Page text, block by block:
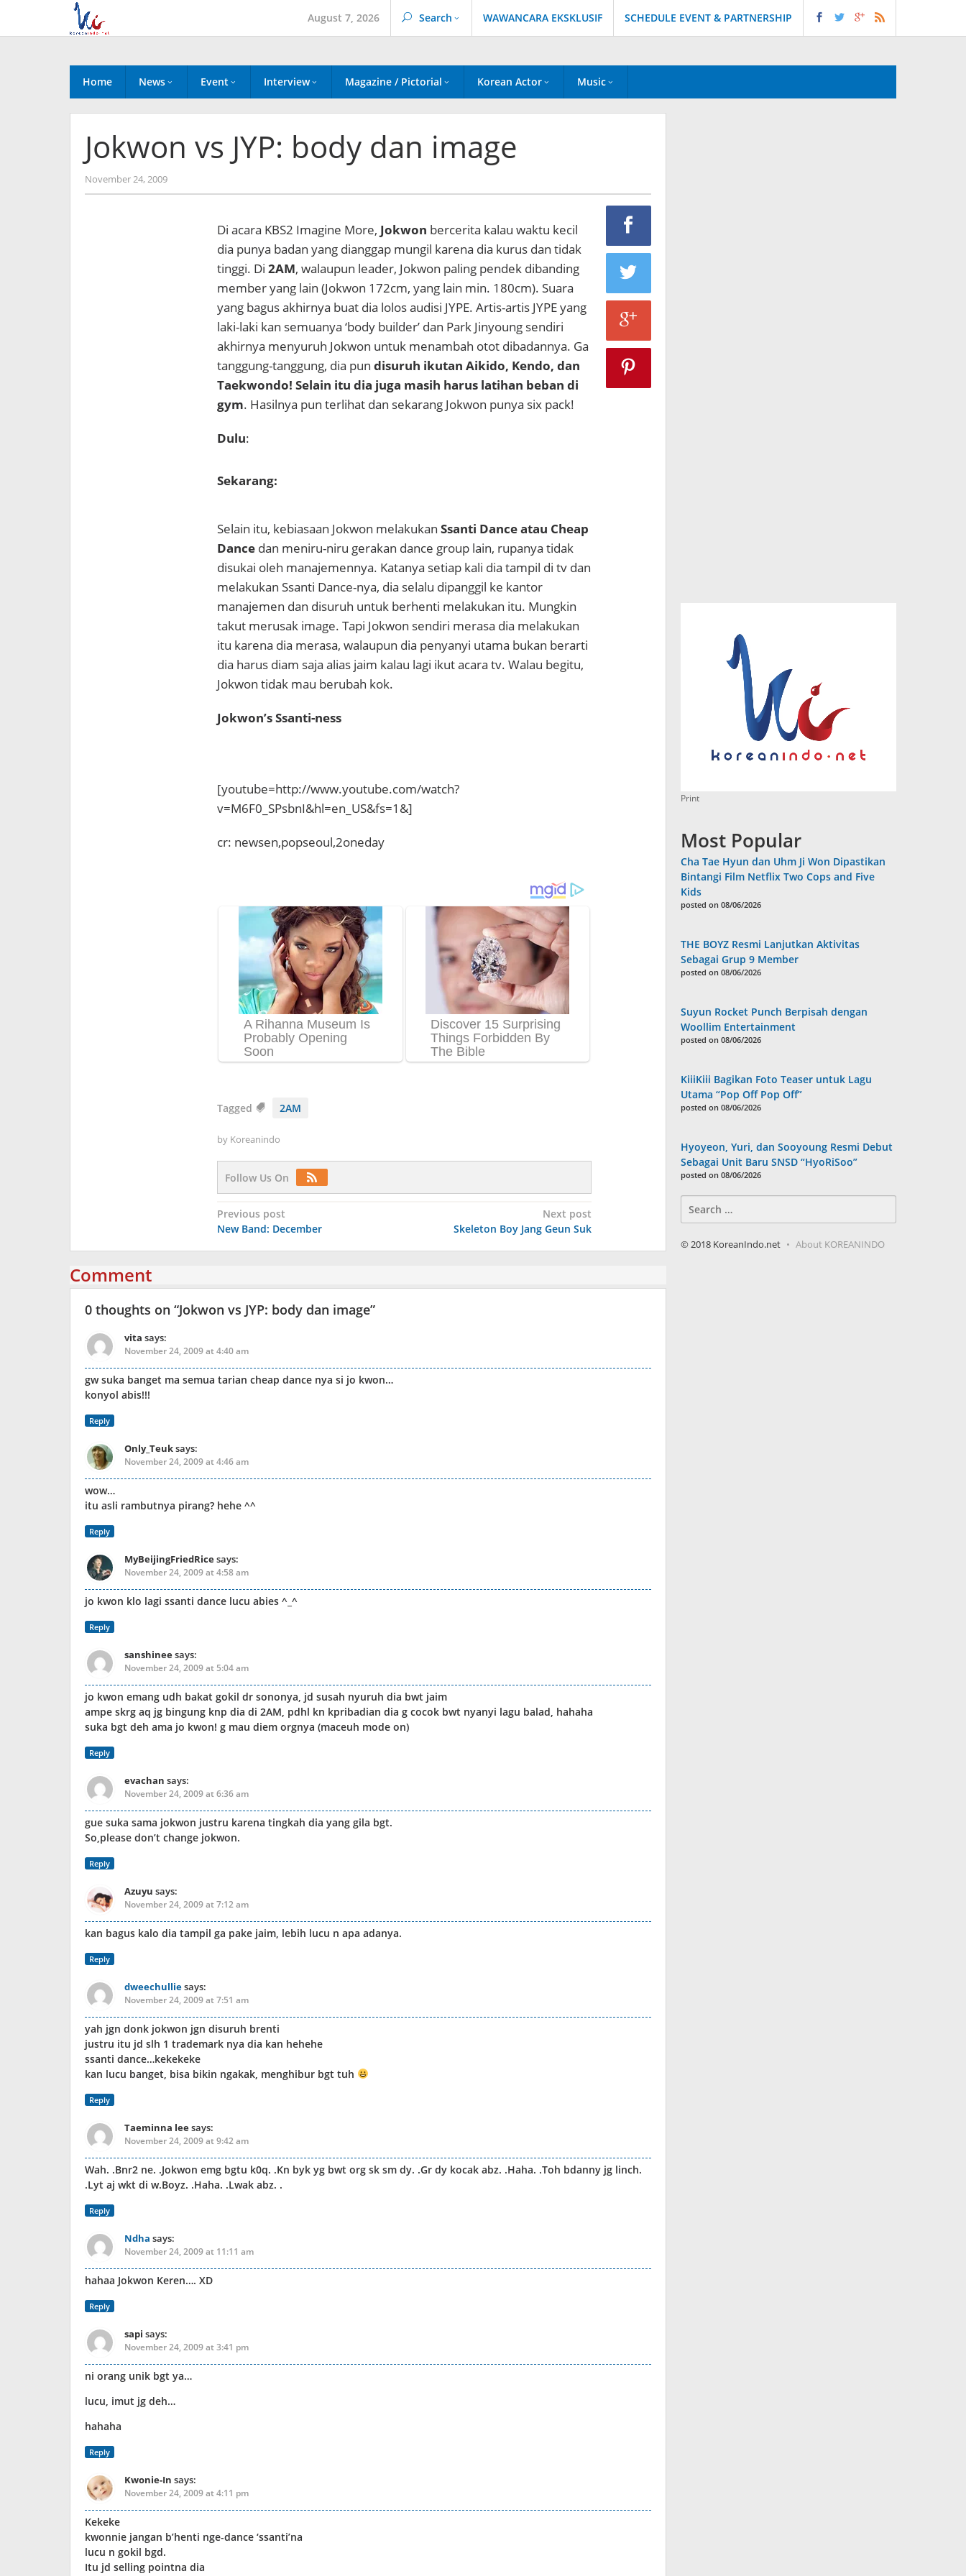
content
August 7, 2026 Search WAWANCARA EKSKLUSIF SCHEDULE EVENT & PARTNERSHIP
Home News Event Interview Magazine / Pictorial Korean Actor Music
Jokwon vs JYP: body dan image
November 24, 2009by
Koreanindo
Di acara KBS2 Imagine More, Jokwon bercerita kalau waktu kecil
dia punya badan yang dianggap mungil karena dia kurus dan tidak
tinggi. Di 2AM, walaupun leader, Jokwon paling pendek dibanding
member yang lain (Jokwon 172cm, yang lain min. 180cm). Suara
yang bagus akhirnya buat dia lolos audisi JYPE. Artis-artis JYPE yang
laki-laki kan semuanya ‘body builder’ dan Park Jinyoung sendiri
akhirnya menyuruh Jokwon untuk menambah otot dibadannya. Ga
tanggung-tanggung, dia pun disuruh ikutan Aikido, Kendo, dan
Taekwondo! Selain itu dia juga masih harus latihan beban di
gym. Hasilnya pun terlihat dan sekarang Jokwon punya six pack!
Dulu:
Sekarang:
Selain itu, kebiasaan Jokwon melakukan Ssanti Dance atau Cheap
Dancedan meniru-niru gerakan dance group lain, rupanya tidak
disukai oleh manajemennya. Katanya setiap kali dia tampil di tv dan
melakukan Ssanti Dance-nya, dia selalu dipanggil ke kantor
manajemen dan disuruh untuk berhenti melakukan itu. Mungkin
takut merusak image. Tapi Jokwon sendiri merasa dia melakukan
itu karena dia merasa, walaupun dia penyanyi utama bukan berarti
dia harus diam saja alias jaim kalau lagi ikut acara tv. Walau begitu,
Jokwon tidak mau berubah kok.
Jokwon’s Ssanti-ness
[youtube=http://www.youtube.com/watch?
v=M6F0_SPsbnI&hl=en_US&fs=1&]
cr: newsen,popseoul,2oneday
Tagged 2AM
by Koreanindo
Follow Us On
Post
navigation
Previous post
New Band: December
Next post
Skeleton Boy Jang Geun Suk
Comment
0 thoughts on “Jokwon vs JYP: body dan image”
vita says:
November 24, 2009 at 4:40 am
gw suka banget ma semua tarian cheap dance nya si jo kwon…
konyol abis!!!
Reply
Only_Teuksays:
November 24, 2009 at 4:46 am
wow…
itu asli rambutnya pirang? hehe ^^
Reply
MyBeijingFriedRicesays:
November 24, 2009 at 4:58 am
jo kwon klo lagi ssanti dance lucu abies ^_^
Reply
sanshineesays:
November 24, 2009 at 5:04 am
jo kwon emang udh bakat gokil dr sononya, jd susah nyuruh dia bwt jaim
ampe skrg aq jg bingung knp dia di 2AM, pdhl kn kpribadian dia g cocok bwt nyanyi lagu balad, hahaha
suka bgt deh ama jo kwon! g mau diem orgnya (maceuh mode on)
Reply
evachan says:
November 24, 2009 at 6:36 am
gue suka sama jokwon justru karena tingkah dia yang gila bgt.
So,please don’t change jokwon.
Reply
Azuyu says:
November 24, 2009 at 7:12 am
kan bagus kalo dia tampil ga pake jaim, lebih lucu n apa adanya.
Reply
dweechulliesays:
November 24, 2009 at 7:51 am
yah jgn donk jokwon jgn disuruh brenti
justru itu jd slh 1 trademark nya dia kan hehehe
ssanti dance…kekekeke
kan lucu banget, bisa bikin ngakak, menghibur bgt tuh
Reply
Taeminna leesays:
November 24, 2009 at 9:42 am
Wah. .Bnr2 ne. .Jokwon emg bgtu k0q. .Kn byk yg bwt org sk sm dy. .Gr dy kocak abz. .Haha. .Toh bdanny jg linch.
.Lyt aj wkt di w.Boyz. .Haha. .Lwak abz. .
Reply
Ndha says:
November 24, 2009 at 11:11 am
hahaa Jokwon Keren…. XD
Reply
sapi says:
November 24, 2009 at 3:41 pm
ni orang unik bgt ya…
lucu, imut jg deh…
hahaha
Reply
Kwonie-In says:
November 24, 2009 at 4:11 pm
Kekeke
kwonnie jangan b’henti nge-dance ‘ssanti’na
lucu n gokil bgd.
Itu jd selling pointna dia
Print
Most Popular
Cha Tae Hyun dan Uhm Ji Won Dipastikan
Bintangi Film Netflix Two Cops and Five
Kids
posted on 08/06/2026
THE BOYZ Resmi Lanjutkan Aktivitas
Sebagai Grup 9 Member
posted on 08/06/2026
Suyun Rocket Punch Berpisah dengan
Woollim Entertainment
posted on 08/06/2026
KiiiKiii Bagikan Foto Teaser untuk Lagu
Utama “Pop Off Pop Off”
posted on 08/06/2026
Hyoyeon, Yuri, dan Sooyoung Resmi Debut
Sebagai Unit Baru SNSD “HyoRiSoo”
posted on 08/06/2026
for:
© 2018 KoreanIndo.net About KOREANINDO